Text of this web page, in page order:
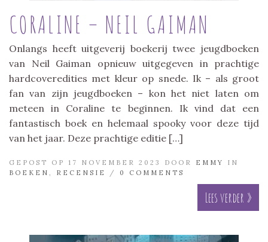
CORALINE – NEIL GAIMAN
Onlangs heeft uitgeverij boekerij twee jeugdboeken
van Neil Gaiman opnieuw uitgegeven in prachtige
hardcoveredities met kleur op snede. Ik – als groot
fan van zijn jeugdboeken – kon het niet laten om
meteen in Coraline te beginnen. Ik vind dat een
fantastisch boek en helemaal spooky voor deze tijd
van het jaar. Deze prachtige editie […]
GEPOST OP 17 NOVEMBER 2023 DOOR EMMY
IN
BOEKEN
RECENSIE / 0 COMMENTS
Lees verder »